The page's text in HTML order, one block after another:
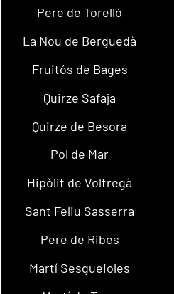
Pere de Torelló
La Nou de Berguedà
Fruitós de Bages
Quirze Safaja
Quirze de Besora
Pol de Mar
Hipòlit de Voltregà
Sant Feliu Sasserra
Pere de Ribes
Martí Sesgueioles